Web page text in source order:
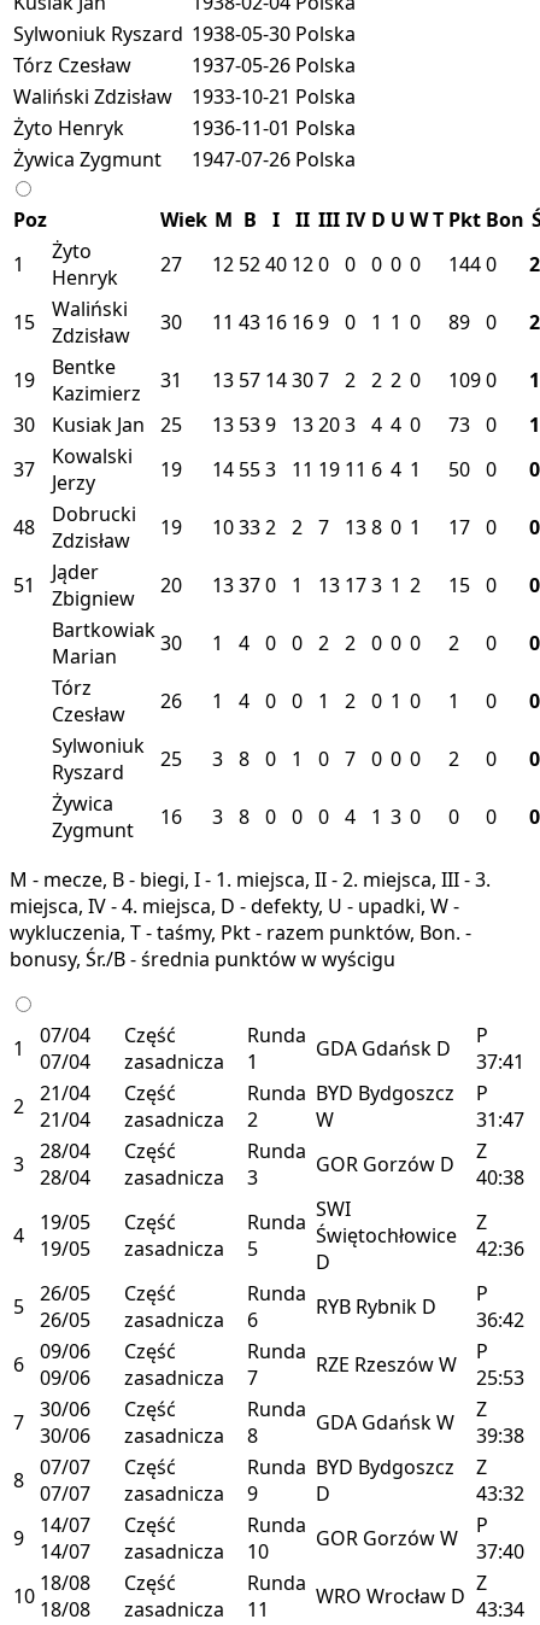
Sylwoniuk Ryszard 1938-05-30 Polska
Tórz Czesław
1937-05-26 Polska
Waliński Zdzisław
1933-10-21 Polska
Żyto Henryk
1936-11-01 Polska
Żywica Zygmunt
1947-07-26 Polska
Poz Wiek M B I II III IV D U WT Pkt Bon
1
Żyto
Henryk
27 12 5240 120 0 0 0 0 1440
15
Waliński
Zdzisław
30 11 43 16 169 0 1 1 0 89 0
19
Bentke
Kazimierz
31 13 57 14307 2 2 2 0 1090
30
Kusiak Jan 25 13 539 13203 4 4 0 73 0
37
Kowalski
Jerzy
19 14 553 11 19 11 6 4 1 50 0
48
Dobrucki
Zdzisław
19 10332 2 7 138 0 1 17 0
51
Jąder
Zbigniew
20 13370 1 13 173 1 2 15 0
Bartkowiak
Marian
30 1 4 0 0 2 2 0 0 0 2 0
Tórz
Czesław
26 1 4 0 0 1 2 0 1 0 1 0
Sylwoniuk
Ryszard
25 3 8 0 1 0 7 0 0 0 2 0
Żywica
Zygmunt
16 3 8 0 0 0 4 1 3 0 0 0
M - mecze, B - biegi, I - 1. miejsca, II - 2. miejsca, III - 3.
miejsca, IV - 4. miejsca, D - defekty, U - upadki, W -
wykluczenia, T - taśmy, Pkt - razem punktów, Bon. -
bonusy, Śr./B - średnia punktów w wyścigu
1
07/04
07/04
Część
zasadnicza
Runda
1
GDA Gdańsk D
P
37:41
2 21/04
21/04
Część
zasadnicza
Runda
2
BYD Bydgoszcz
W
P
31:47
3 28/04
28/04
Część
zasadnicza
Runda
3
GOR Gorzów D
Z
40:38
4
19/05
19/05
Część
zasadnicza
Runda
5
SWI
Świętochłowice
D
Z
42:36
5 26/05
26/05
Część
zasadnicza
Runda
6
RYB Rybnik D
P
36:42
6 09/06
09/06
Część
zasadnicza
Runda
7
RZE RzeszówW
P
25:53
7 30/06
30/06
Część
zasadnicza
Runda
8
GDA GdańskW
Z
39:38
8 07/07
07/07
Część
zasadnicza
Runda
9
BYD Bydgoszcz
D
Z
43:32
9
14/07
14/07
Część
zasadnicza
Runda
10
GOR GorzówW
P
37:40
10 18/08
18/08
Część
zasadnicza
Runda
11
WRO Wrocław D Z
43:34